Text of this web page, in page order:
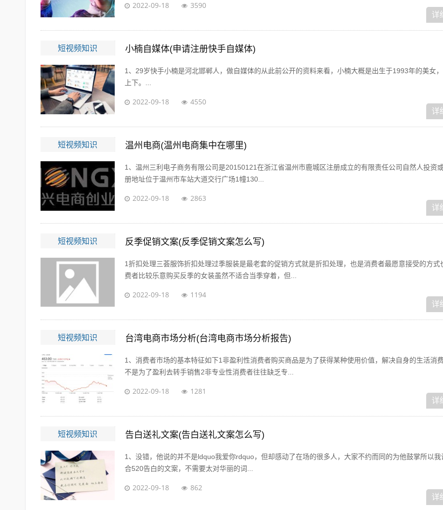
2022-09-18 3590
详
短视频知识 小楠自媒体(申请注册快手自媒体)
1、29岁快手小楠是河北邯郸人，做自媒体的从此前公开的资料来看，小楠大概是出生于1993年的美女
上下。...
2022-09-18 4550
详
短视频知识 温州电商(温州电商集中在哪里)
1、温州三利电子商务有限公司是20150121在浙江省温州市鹿城区注册成立的有限责任公司自然人投资
册地址位于温州市车站大道交行广场1幢130...
2022-09-18 2863
详
短视频知识 反季促销文案(反季促销文案怎么写)
1折扣处理三荟服饰折扣处理过季服装是最老套的促销方式就是折扣处理，也是消费者最愿意接受的方式
费者比较乐意购买反季的女装虽然不适合当季穿着，但...
2022-09-18 1194
详
短视频知识 台湾电商市场分析(台湾电商市场分析报告)
1、消费者市场的基本特征如下1非盈利性消费者购买商品是为了获得某种使用价值，解决自身的生活消
不是为了盈利去转手销售2非专业性消费者往往缺乏专...
2022-09-18 1281
详
短视频知识 告白送礼文案(告白送礼文案怎么写)
1、没错，他说的并不是ldquo我爱你rdquo，但却感动了在场的很多人，大家不约而同的为他鼓掌所以我
合520告白的文案，不需要太对华丽的词...
2022-09-18 862
详